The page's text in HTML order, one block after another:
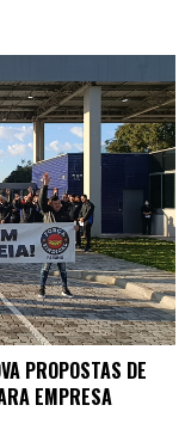
PROPOSTAS DE
EMPRESA